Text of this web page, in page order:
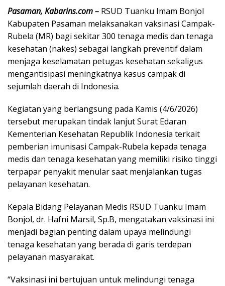
Pasaman, Kabarins.com – RSUD Tuanku Imam Bonjol
Kabupaten Pasaman melaksanakan vaksinasi Campak-
Rubela (MR) bagi sekitar 300 tenaga medis dan tenaga
kesehatan (nakes) sebagai langkah preventif dalam
menjaga keselamatan petugas kesehatan sekaligus
mengantisipasi meningkatnya kasus campak di
sejumlah daerah di Indonesia.
Kegiatan yang berlangsung pada Kamis (4/6/2026)
tersebut merupakan tindak lanjut Surat Edaran
Kementerian Kesehatan Republik Indonesia terkait
pemberian imunisasi Campak-Rubela kepada tenaga
medis dan tenaga kesehatan yang memiliki risiko tinggi
terpapar penyakit menular saat menjalankan tugas
pelayanan kesehatan.
Kepala Bidang Pelayanan Medis RSUD Tuanku Imam
Bonjol, dr. Hafni Marsil, Sp.B, mengatakan vaksinasi ini
menjadi bagian penting dalam upaya melindungi
tenaga kesehatan yang berada di garis terdepan
pelayanan masyarakat.
“Vaksinasi ini bertujuan untuk melindungi tenaga